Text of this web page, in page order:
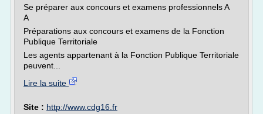
Se préparer aux concours et examens professionnels A
A
Préparations aux concours et examens de la Fonction
Publique Territoriale
Les agents appartenant à la Fonction Publique Territoriale
peuvent...
Lire la suite
Site : http://www.cdg16.fr